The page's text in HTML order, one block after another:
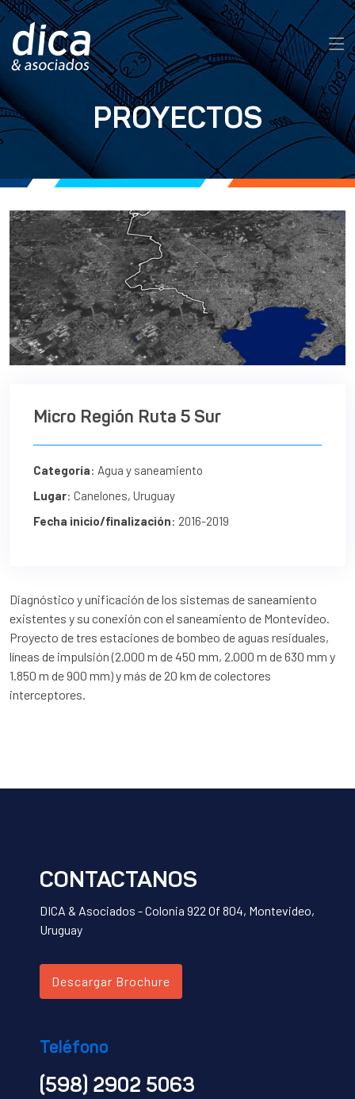
PROYECTOS
Micro Región Ruta 5 Sur
Categoría: Agua y saneamiento
Lugar: Canelones, Uruguay
Fecha inicio/finalización: 2016-2019
Diagnóstico y unificación de los sistemas de saneamiento
existentes y su conexión con el saneamiento de Montevideo.
Proyecto de tres estaciones de bombeo de aguas residuales,
líneas de impulsión (2.000 m de 450 mm, 2.000 m de 630 mm y
1.850 m de 900 mm) y más de 20 km de colectores
interceptores.
CONTACTANOS
DICA & Asociados - Colonia 922 Of 804, Montevideo,
Uruguay
Descargar Brochure
Teléfono
(598) 2902 5063